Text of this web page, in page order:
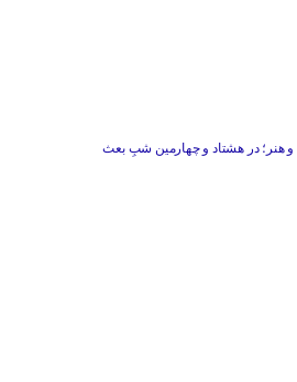
و هنر؛ در هشتاد و چهارمین شبِ بعث